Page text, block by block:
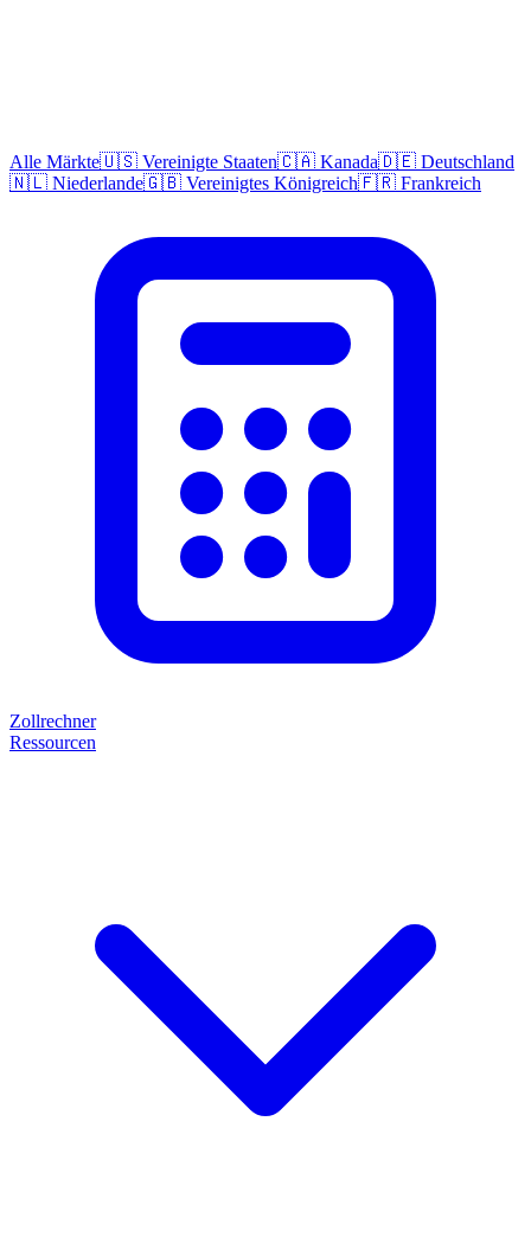
Alle Märkte🇺🇸 Vereinigte Staaten🇨🇦 Kanada🇩🇪 Deutschland
🇳🇱 Niederlande🇬🇧 Vereinigtes Königreich🇫🇷 Frankreich
Zollrechner
Ressourcen